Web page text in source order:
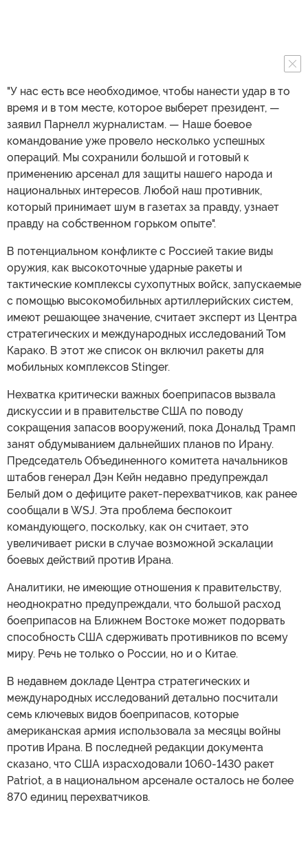
"У нас есть все необходимое, чтобы нанести удар в то
время и в том месте, которое выберет президент, —
заявил Парнелл журналистам. — Наше боевое
командование уже провело несколько успешных
операций. Мы сохранили большой и готовый к
применению арсенал для защиты нашего народа и
национальных интересов. Любой наш противник,
который принимает шум в газетах за правду, узнает
правду на собственном горьком опыте".
В потенциальном конфликте с Россией такие виды
оружия, как высокоточные ударные ракеты и
тактические комплексы сухопутных войск, запускаемые
с помощью высокомобильных артиллерийских систем,
имеют решающее значение, считает эксперт из Центра
стратегических и международных исследований Том
Карако. В этот же список он включил ракеты для
мобильных комплексов Stinger.
Нехватка критически важных боеприпасов вызвала
дискуссии и в правительстве США по поводу
сокращения запасов вооружений, пока Дональд Трамп
занят обдумыванием дальнейших планов по Ирану.
Председатель Объединенного комитета начальников
штабов генерал Дэн Кейн недавно предупреждал
Белый дом о дефиците ракет-перехватчиков, как ранее
сообщали в WSJ. Эта проблема беспокоит
командующего, поскольку, как он считает, это
увеличивает риски в случае возможной эскалации
боевых действий против Ирана.
Аналитики, не имеющие отношения к правительству,
неоднократно предупреждали, что большой расход
боеприпасов на Ближнем Востоке может подорвать
способность США сдерживать противников по всему
миру. Речь не только о России, но и о Китае.
В недавнем докладе Центра стратегических и
международных исследований детально посчитали
семь ключевых видов боеприпасов, которые
американская армия использовала за месяцы войны
против Ирана. В последней редакции документа
сказано, что США израсходовали 1060-1430 ракет
Patriot, а в национальном арсенале осталось не более
870 единиц перехватчиков.